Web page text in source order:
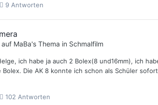
9 Antworten
auf MaBa's Thema in Schmalfilm
ich habe ja auch 2 Bolex(8 und16mm), ich
Die AK 8 konnte ich schon als Schüler
102 Antworten